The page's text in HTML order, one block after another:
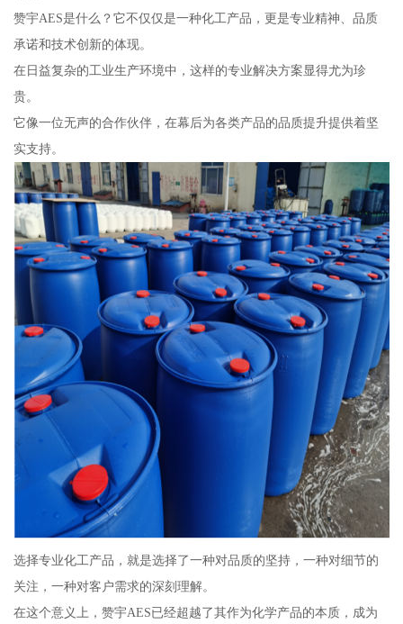
赞宇AES是什么？它不仅仅是一种化工产品，更是专业精神、品质
承诺和技术创新的体现。
在日益复杂的工业生产环境中，这样的专业解决方案显得尤为珍
贵。
它像一位无声的合作伙伴，在幕后为各类产品的品质提升提供着坚
实支持。
选择专业化工产品，就是选择了一种对品质的坚持，一种对细节的
关注，一种对客户需求的深刻理解。
在这个意义上，赞宇AES已经超越了其作为化学产品的本质，成为